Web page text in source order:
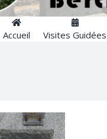
Accueil Visites Guidées